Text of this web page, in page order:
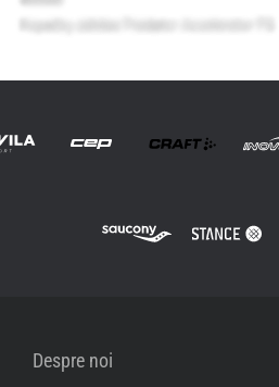
Despre noi